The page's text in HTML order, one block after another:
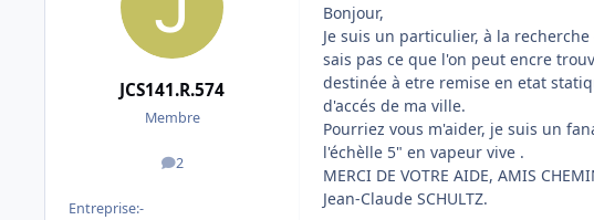
JCS141.R.574
Membre
2
messages
Entreprise:-
Bonjour,
Je suis un particulier, à la
sais pas ce que l'on peut encre
destinée à etre remise en etat
d'accés de ma ville.
Pourriez vous m'aider, je suis un
l'échèlle 5" en vapeur vive .
MERCI DE VOTRE AIDE, AMIS
Jean-Claude SCHULTZ.